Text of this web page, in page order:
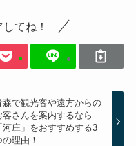
てね！
森で観光客や遠方からの
客さんを案内するなら
河庄」をおすすめする3
の理由！